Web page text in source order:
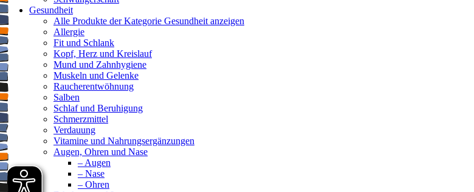
Gesundheit
Alle Produkte der Kategorie Gesundheit anzeigen
Allergie
Fit und Schlank
Kopf, Herz und Kreislauf
Mund und Zahnhygiene
Muskeln und Gelenke
Raucherentwöhnung
Salben
Schlaf und Beruhigung
Schmerzmittel
Verdauung
Vitamine und Nahrungsergänzungen
Augen, Ohren und Nase
– Augen
– Nase
– Ohren